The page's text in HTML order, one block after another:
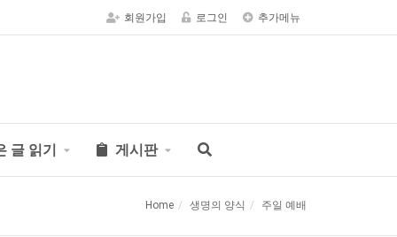
회원가입 로그인 추가메뉴
글 읽기 게시판
Home 생명의 양식 주일 예배